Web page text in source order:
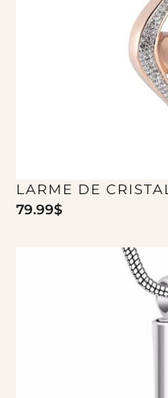
LARME DE CRISTAL
79.99$